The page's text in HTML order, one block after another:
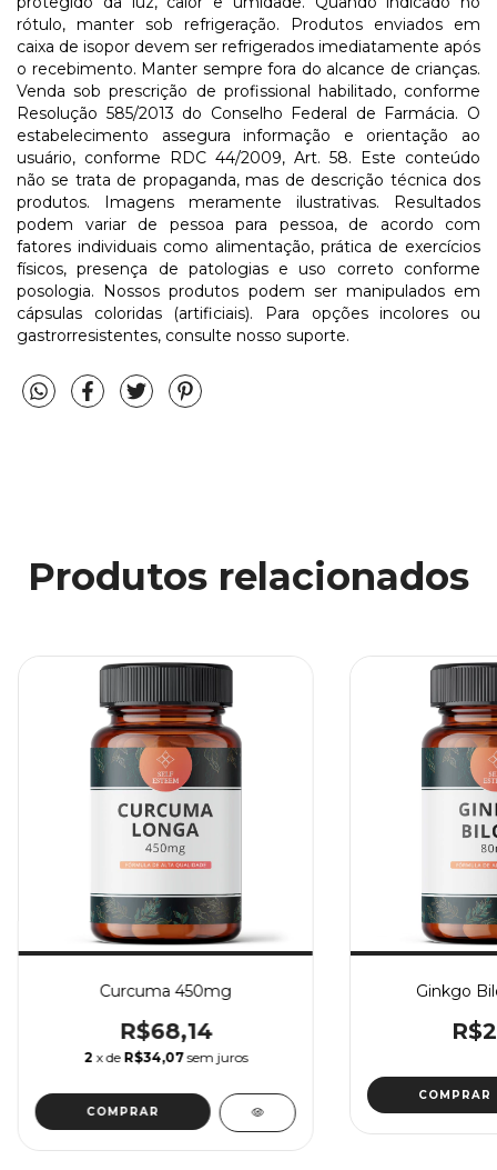
rótulo, manter sob refrigeração. Produtos enviados em
caixa de isopor devem ser refrigerados imediatamente após
o recebimento. Manter sempre fora do alcance de crianças.
Venda sob prescrição de profissional habilitado, conforme
Resolução 585/2013 do Conselho Federal de Farmácia. O
estabelecimento assegura informação e orientação ao
usuário, conforme RDC 44/2009, Art. 58. Este conteúdo
não se trata de propaganda, mas de descrição técnica dos
produtos. Imagens meramente ilustrativas. Resultados
podem variar de pessoa para pessoa, de acordo com
fatores individuais como alimentação, prática de exercícios
físicos, presença de patologias e uso correto conforme
posologia. Nossos produtos podem ser manipulados em
cápsulas coloridas (artificiais). Para opções incolores ou
gastrorresistentes, consulte nosso suporte.
Produtos relacionados
Curcuma 450mg
R$68,14
2 x de R$34,07 sem juros
COMPRAR
Ginkgo
COMPRAR